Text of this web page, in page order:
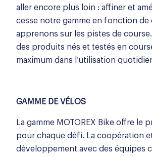
aller encore plus loin : affiner et
cesse notre gamme en fonction de
apprenons sur les pistes de
des produits nés et testés en
maximum dans l’utilisation
GAMME DE VÉLOS
La gamme MOTOREX Bike offre le
pour chaque défi. La coopération
développement avec des équipes